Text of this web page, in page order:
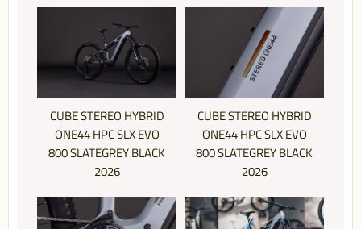
CUBE STEREO HYBRID
ONE44 HPC SLX EVO
800 SLATEGREY BLACK
2026
CUBE STEREO HYBRID
ONE44 HPC SLX EVO
800 SLATEGREY BLACK
2026